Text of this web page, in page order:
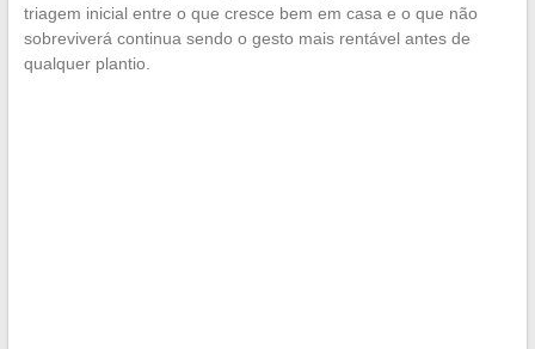
triagem inicial entre o que cresce bem em casa e o que não
sobreviverá continua sendo o gesto mais rentável antes de
qualquer plantio.